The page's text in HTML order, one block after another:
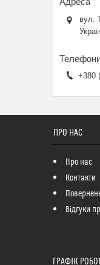
вул.
+380
ПРО НАС
Про нас
Контакти
Відгуки
ГРАФІК